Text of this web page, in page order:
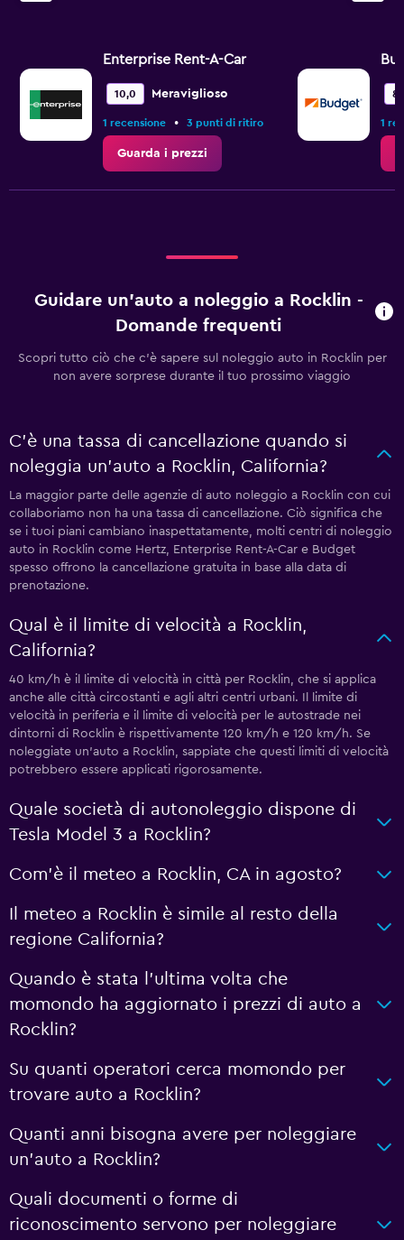
Enterprise Rent-A-Car
10,0 Meraviglioso
1 recensione • 3 punti di ritiro
Guarda i prezzi
1
Guidare un'auto a noleggio a Rocklin -
Domande frequenti
Scopri tutto ciò che c'è sapere sul noleggio auto in Rocklin per
non avere sorprese durante il tuo prossimo viaggio
C'è una tassa di cancellazione quando si
noleggia un'auto a Rocklin, California?
La maggior parte delle agenzie di auto noleggio a Rocklin con cui
collaboriamo non ha una tassa di cancellazione. Ciò significa che
se i tuoi piani cambiano inaspettatamente, molti centri di noleggio
auto in Rocklin come Hertz, Enterprise Rent-A-Car e Budget
spesso offrono la cancellazione gratuita in base alla data di
prenotazione.
Qual è il limite di velocità a Rocklin,
California?
40 km/h è il limite di velocità in città per Rocklin, che si applica
anche alle città circostanti e agli altri centri urbani. Il limite di
velocità in periferia e il limite di velocità per le autostrade nei
dintorni di Rocklin è rispettivamente 120 km/h e 120 km/h. Se
noleggiate un'auto a Rocklin, sappiate che questi limiti di velocità
potrebbero essere applicati rigorosamente.
Quale società di autonoleggio dispone di
Tesla Model 3 a Rocklin?
Com'è il meteo a Rocklin, CA in agosto?
Il meteo a Rocklin è simile al resto della
regione California?
Quando è stata l'ultima volta che
momondo ha aggiornato i prezzi di auto a
Rocklin?
Su quanti operatori cerca momondo per
trovare auto a Rocklin?
Quanti anni bisogna avere per noleggiare
un'auto a Rocklin?
Quali documenti o forme di
riconoscimento servono per noleggiare